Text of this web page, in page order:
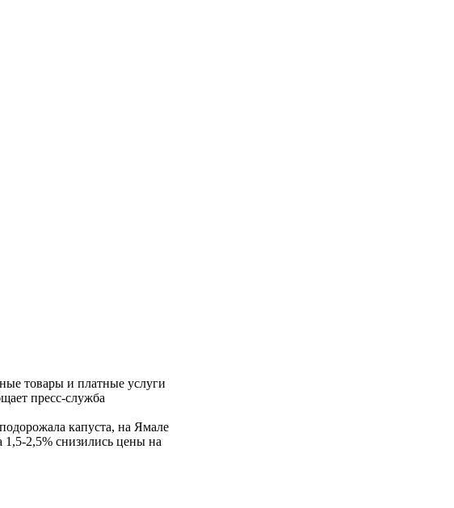
товары и платные услуги
пресс-служба
капуста, на Ямале
2,5% снизились цены на